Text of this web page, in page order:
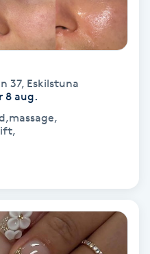
37, Eskilstuna
8 aug.